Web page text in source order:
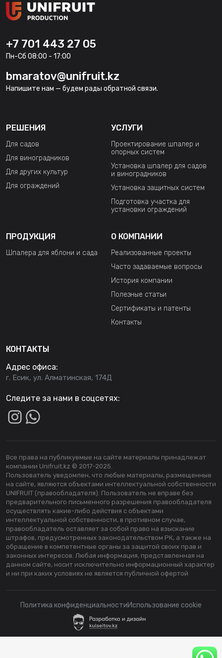
+7 701 443 27 05
Пн-Сб 08:00 - 17:00
bmaratov@unifruit.kz
Напишите нам — будем рады обратной связи.
РЕШЕНИЯ
Для садов
Для виноградников
Для других культур
Для ограждений
УСЛУГИ
Проектирование шпалер и
опорных систем
Установка шпалер для садов
и виноградников
Установка защитных систем
Подготовка участка для
установки ограждений
ПРОДУКЦИЯ
Шпалера для яблони и сада
О КОМПАНИИ
Реализованные проекты
Часто задаваемые вопросы
История компании
Полезные статьи
Сертификаты и патенты
Контакты
КОНТАКТЫ
Адрес офиса:
г. Есик, ул. Алматинская, 174Д
Следите за нами в соцсетях:
Все права на публикуемые на сайте материалы принадлежат
компании Unifruit.kz © 2017-2025.
Пользователь уведомлен, что любые материалы, размещенные
на сайте, являются объектами интеллектуальной собственности
UNIFRUIT (правообладателя). Пользователь не вправе без
предварительного письменного разрешения правообладателя
осуществлять какие-либо действия с объектами
интеллектуальной собственности, в противном случае,
правообладатель оставляет за собой право на взыскание
штрафов, предусмотренных законодательством РК, а также на
обращение в компетентные органы за защитой своих прав и
законных интересов. Любая информация, представленная на
данном сайте, носит исключительно информационный характер
и ни при каких условиях не является публичной офертой
Политика конфиденциальностиИспользование cookie